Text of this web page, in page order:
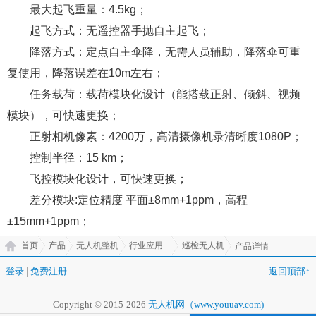
最大起飞重量：4.5kg；
起飞方式：无遥控器手抛自主起飞；
降落方式：定点自主伞降，无需人员辅助，降落伞可重
复使用，降落误差在10m左右；
任务载荷：载荷模块化设计（能搭载正射、倾斜、视频
模块），可快速更换；
正射相机像素：4200万，高清摄像机录清晰度1080P；
控制半径：15 km；
飞控模块化设计，可快速更换；
差分模块:定位精度 平面±8mm+1ppm，高程
±15mm+1ppm；
首页 产品 无人机整机 巡检无人机 产品详情
登录 | 免费注册 返回顶部↑
Copyright © 2015-2026 无人机网（www.youuav.com)